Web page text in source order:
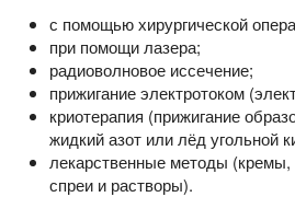
с помощью хирургической
при помощи лазера;
радиоволновое иссечение;
прижигание электротоком
криотерапия (прижигание
жидкий азот или лёд угольной
лекарственные методы
спреи и растворы).